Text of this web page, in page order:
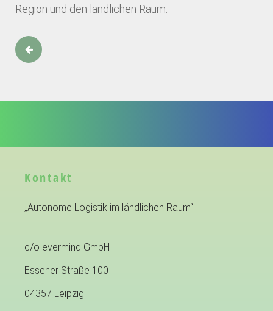
Region und den ländlichen Raum.
Kontakt
„Autonome Logistik im ländlichen Raum“
c/o evermind GmbH
Essener Straße 100
04357 Leipzig